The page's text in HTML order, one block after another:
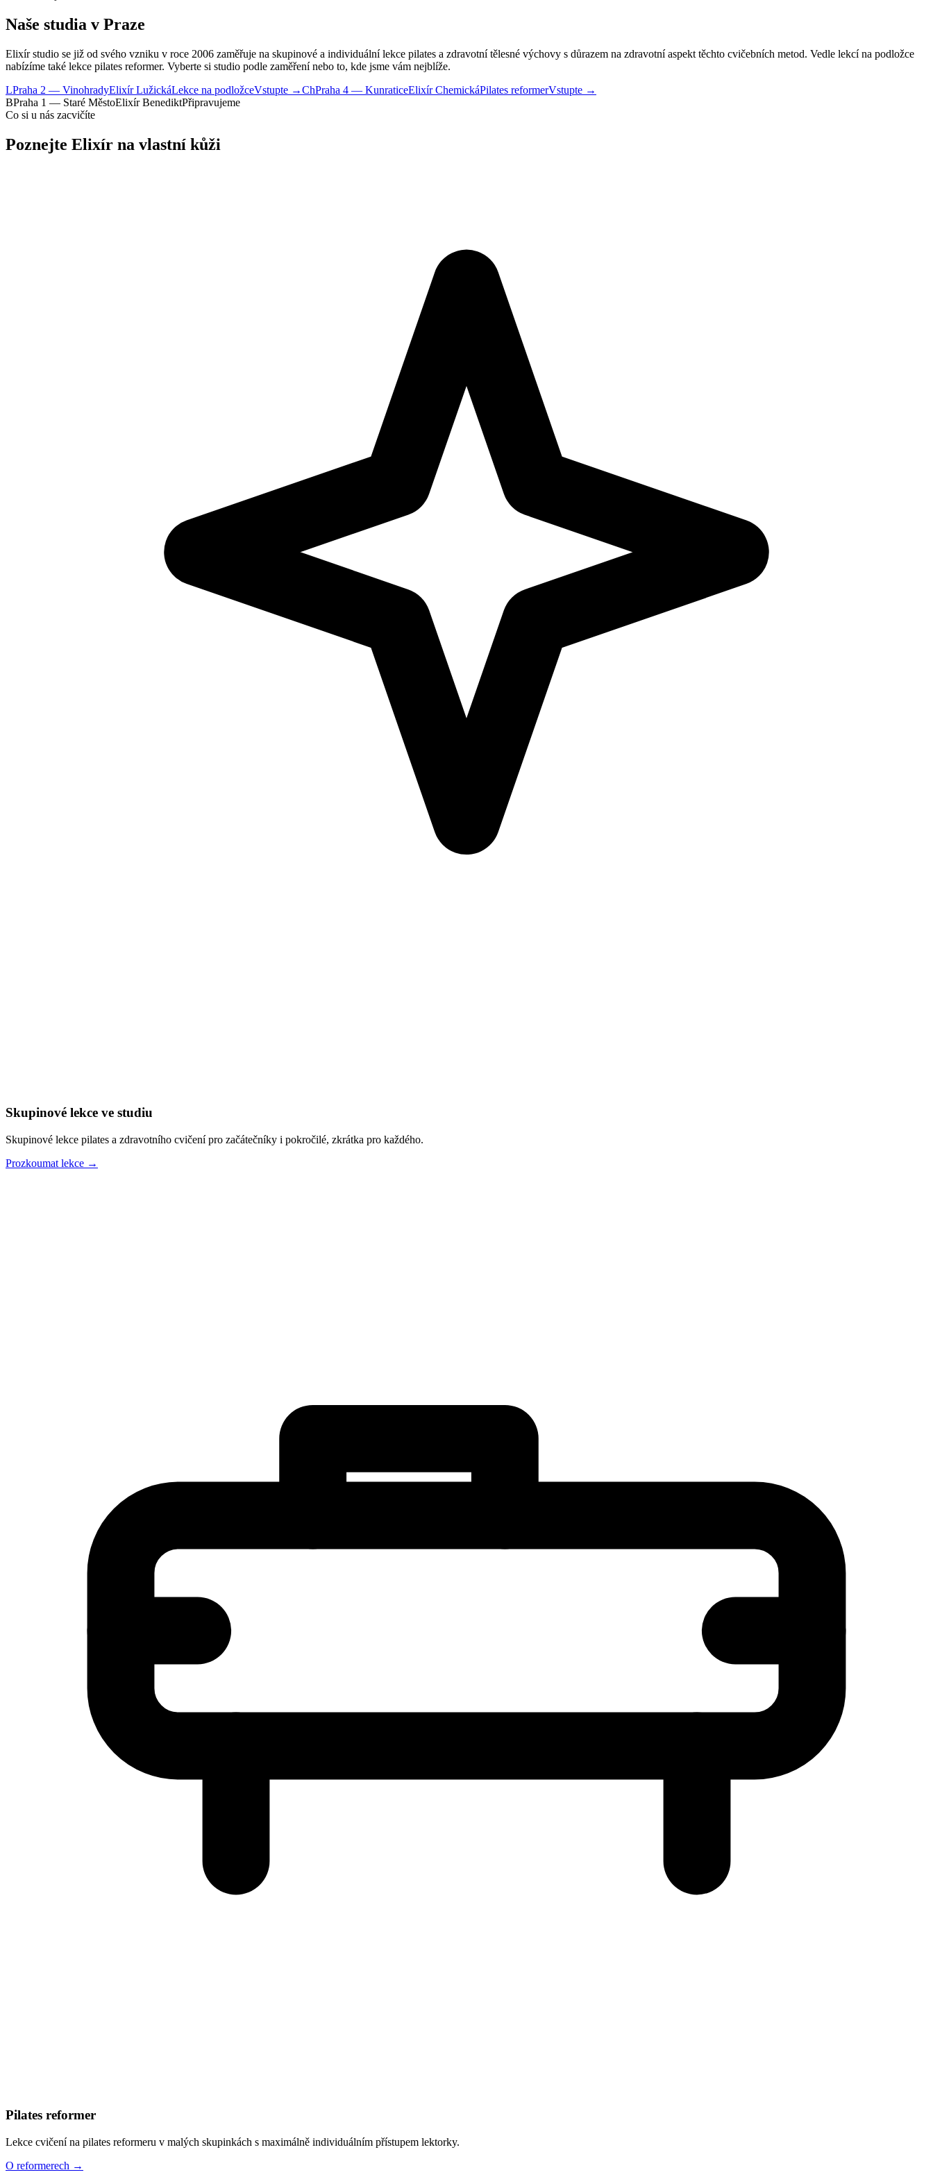
Naše studia v Praze
Elixír studio se již od svého vzniku v roce 2006 zaměřuje na skupinové a individuální lekce pilates a zdravotní tělesné výchovy s důrazem na zdravotní aspekt těchto cvičebních metod. Vedle lekcí na podložce
nabízíme také lekce pilates reformer. Vyberte si studio podle zaměření nebo to, kde jsme vám nejblíže.
LPraha 2 — VinohradyElixír LužickáLekce na podložceVstupte →ChPraha 4 — KunraticeElixír ChemickáPilates reformerVstupte →
BPraha 1 — Staré MěstoElixír BenediktPřipravujeme
Co si u nás zacvičíte
Poznejte Elixír na vlastní kůži
Skupinové lekce ve studiu
Skupinové lekce pilates a zdravotního cvičení pro začátečníky i pokročilé, zkrátka pro každého.
Prozkoumat lekce →
Pilates reformer
Lekce cvičení na pilates reformeru v malých skupinkách s maximálně individuálním přístupem lektorky.
O reformerech →